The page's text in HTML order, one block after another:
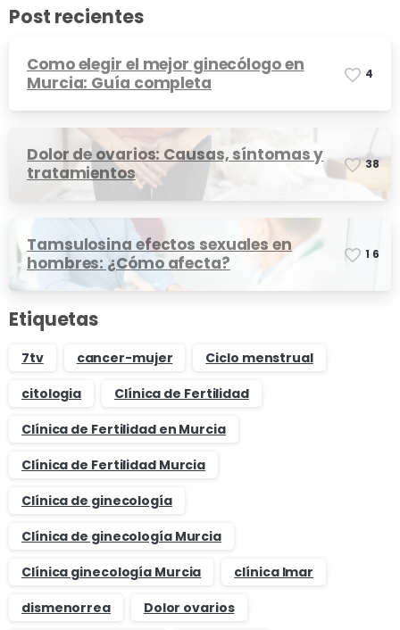
Post recientes
Como elegir el mejor ginecólogo en
Murcia: Guía completa
4
Dolor de ovarios: Causas, síntomas y
tratamientos
38
Tamsulosina efectos sexuales en
hombres: ¿Cómo afecta?
1 6
Etiquetas
7tv cancer-mujer
Ciclo menstrual
citologia
Clínica de Fertilidad
Clínica de Fertilidad en Murcia
Clínica de Fertilidad Murcia
Clínica de ginecología
Clínica de ginecología Murcia
Clínica ginecología Murcia
clínica Imar
dismenorrea
Dolor ovarios